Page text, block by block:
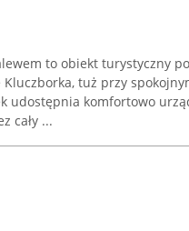
to obiekt turystyczny
tuż przy
udostępnia komfortowo
cały ...